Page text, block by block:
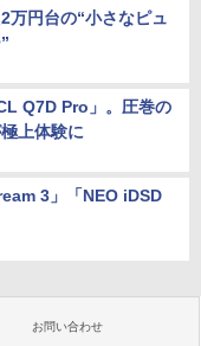
万円台の“小さなピュ
Q7D Pro」。圧巻の
上体験に
3」「NEO iDSD
お問い合わせ